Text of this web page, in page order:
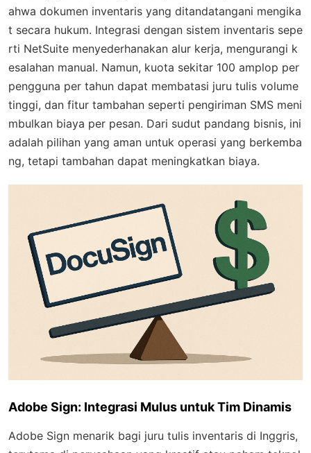
ahwa dokumen inventaris yang ditandatangani mengika
t secara hukum. Integrasi dengan sistem inventaris sepe
rti NetSuite menyederhanakan alur kerja, mengurangi k
esalahan manual. Namun, kuota sekitar 100 amplop per
pengguna per tahun dapat membatasi juru tulis volume
tinggi, dan fitur tambahan seperti pengiriman SMS meni
mbulkan biaya per pesan. Dari sudut pandang bisnis, ini
adalah pilihan yang aman untuk operasi yang berkemba
ng, tetapi tambahan dapat meningkatkan biaya.
Adobe Sign: Integrasi Mulus untuk Tim Dinamis
Adobe Sign menarik bagi juru tulis inventaris di Inggris,